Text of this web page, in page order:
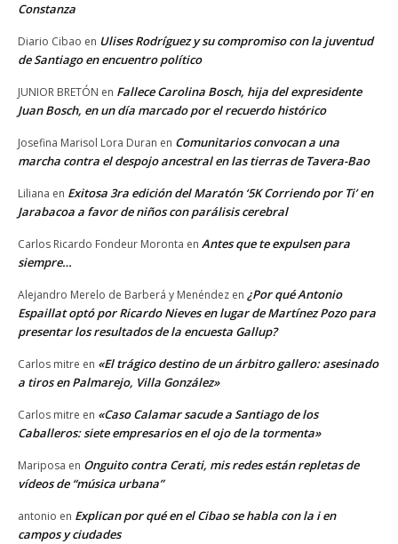
Constanza
Diario Cibao en Ulises Rodríguez y su compromiso con la juventud
de Santiago en encuentro político
JUNIOR BRETÓN en Fallece Carolina Bosch, hija del expresidente
Juan Bosch, en un día marcado por el recuerdo histórico
Josefina Marisol Lora Duran en Comunitarios convocan a una
marcha contra el despojo ancestral en las tierras de Tavera-Bao
Liliana en Exitosa 3ra edición del Maratón ‘5K Corriendo por Ti’ en
Jarabacoa a favor de niños con parálisis cerebral
Carlos Ricardo Fondeur Moronta en Antes que te expulsen para
siempre…
Alejandro Merelo de Barberá y Menéndez en ¿Por qué Antonio
Espaillat optó por Ricardo Nieves en lugar de Martínez Pozo para
presentar los resultados de la encuesta Gallup?
Carlos mitre en «El trágico destino de un árbitro gallero: asesinado
a tiros en Palmarejo, Villa González»
Carlos mitre en «Caso Calamar sacude a Santiago de los
Caballeros: siete empresarios en el ojo de la tormenta»
Mariposa en Onguito contra Cerati, mis redes están repletas de
vídeos de “música urbana”
antonio en Explican por qué en el Cibao se habla con la i en
campos y ciudades